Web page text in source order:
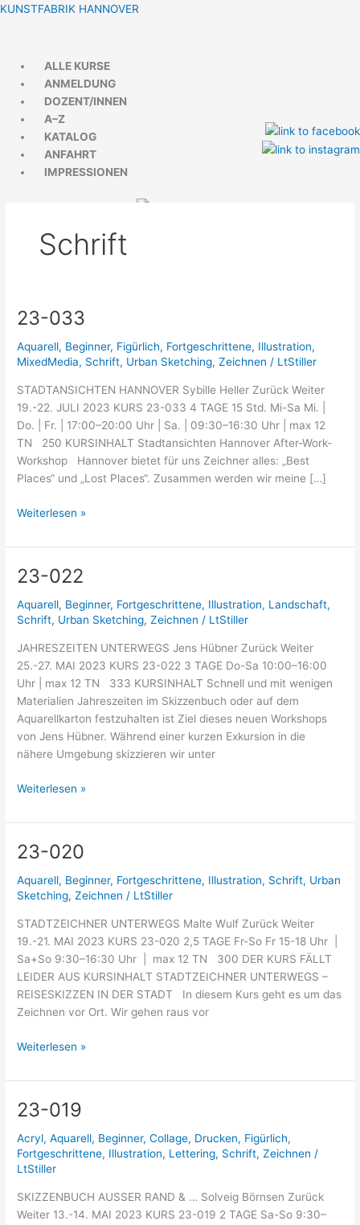
Zum
KUNSTFABRIK HANNOVER
Menü
ALLE KURSE
ANMELDUNG
DOZENT/INNEN
A–Z
KATALOG
ANFAHRT
IMPRESSIONEN
Schrift
23-033
Aquarell, Beginner, Figürlich, Fortgeschrittene, Illustration,
MixedMedia, Schrift, Urban Sketching,Zeichnen / LtStiller
STADTANSICHTEN HANNOVER Sybille Heller Zurück Weiter
19.-22. JULI 2023 KURS 23-033 4 TAGE 15 Std. Mi-Sa Mi. |
Do. | Fr. | 17:00–20:00 Uhr | Sa. | 09:30–16:30 Uhr | max 12
TN 250 KURSINHALT Stadtansichten Hannover After-Work-
Workshop Hannover bietet für uns Zeichner alles: „Best
Places“ und „Lost Places“. Zusammen werden wir meine […]
23-
Weiterlesen »
23-022
Aquarell, Beginner, Fortgeschrittene, Illustration, Landschaft,
Schrift, Urban Sketching,Zeichnen / LtStiller
JAHRESZEITEN UNTERWEGS Jens Hübner Zurück Weiter
25.-27. MAI 2023 KURS 23-022 3 TAGE Do-Sa 10:00–16:00
Uhr | max 12 TN 333 KURSINHALT Schnell und mit wenigen
Materialien Jahreszeiten im Skizzenbuch oder auf dem
Aquarellkarton festzuhalten ist Ziel dieses neuen Workshops
von Jens Hübner. Während einer kurzen Exkursion in die
nähere Umgebung skizzieren wir unter
23-
Weiterlesen »
23-020
Aquarell, Beginner, Fortgeschrittene, Illustration, Schrift, Urban
Sketching,Zeichnen / LtStiller
STADTZEICHNER UNTERWEGS Malte Wulf Zurück Weiter
19.-21. MAI 2023 KURS 23-020 2,5 TAGE Fr-So Fr 15-18 Uhr |
Sa+So 9:30–16:30 Uhr | max 12 TN 300 DER KURS FÄLLT
LEIDER AUS KURSINHALT STADTZEICHNER UNTERWEGS –
REISESKIZZEN IN DER STADT In diesem Kurs geht es um das
Zeichnen vor Ort. Wir gehen raus vor
23-
Weiterlesen »
23-019
Acryl,Aquarell, Beginner,Collage, Drucken, Figürlich,
Fortgeschrittene, Illustration, Lettering, Schrift,Zeichnen /
LtStiller
SKIZZENBUCH AUSSER RAND & … Solveig Börnsen Zurück
Weiter 13.-14. MAI 2023 KURS 23-019 2 TAGE Sa-So 9:30–
23-
Menü